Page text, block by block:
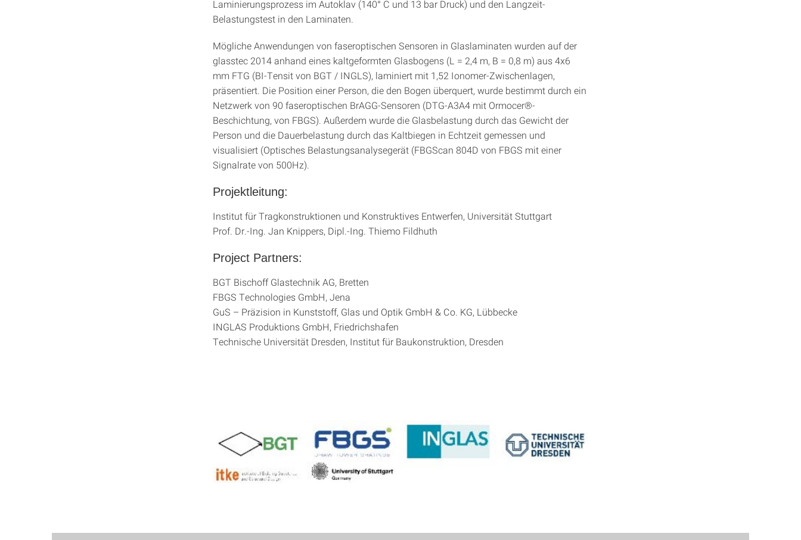
Laminierungsprozess im Autoklav (140° C und 13 bar Druck) und den Langzeit-
Belastungstest in den Laminaten.
Mögliche Anwendungen von faseroptischen Sensoren in Glaslaminaten wurden auf der
glasstec 2014 anhand eines kaltgeformten Glasbogens (L = 2,4 m, B = 0,8 m) aus 4x6
mm FTG (BI-Tensit von BGT / INGLS), laminiert mit 1,52 Ionomer-Zwischenlagen,
präsentiert. Die Position einer Person, die den Bogen überquert, wurde bestimmt durch ein
Netzwerk von 90 faseroptischen BrAGG-Sensoren (DTG-A3A4 mit Ormocer®-
Beschichtung, von FBGS). Außerdem wurde die Glasbelastung durch das Gewicht der
Person und die Dauerbelastung durch das Kaltbiegen in Echtzeit gemessen und
visualisiert (Optisches Belastungsanalysegerät (FBGScan 804D von FBGS mit einer
Signalrate von 500Hz).
Projektleitung:
Institut für Tragkonstruktionen und Konstruktives Entwerfen, Universität Stuttgart
Prof. Dr.-Ing. Jan Knippers, Dipl.-Ing. Thiemo Fildhuth
Project Partners:
BGT Bischoff Glastechnik AG, Bretten
FBGS Technologies GmbH, Jena
GuS – Präzision in Kunststoff, Glas und Optik GmbH & Co. KG, Lübbecke
INGLAS Produktions GmbH, Friedrichshafen
Technische Universität Dresden, Institut für Baukonstruktion, Dresden